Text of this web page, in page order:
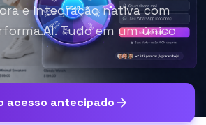
e integração nativa com
Tudo em um único
acesso antecipado